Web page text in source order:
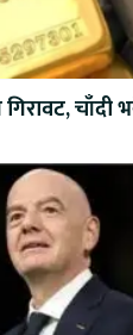
चाँदी